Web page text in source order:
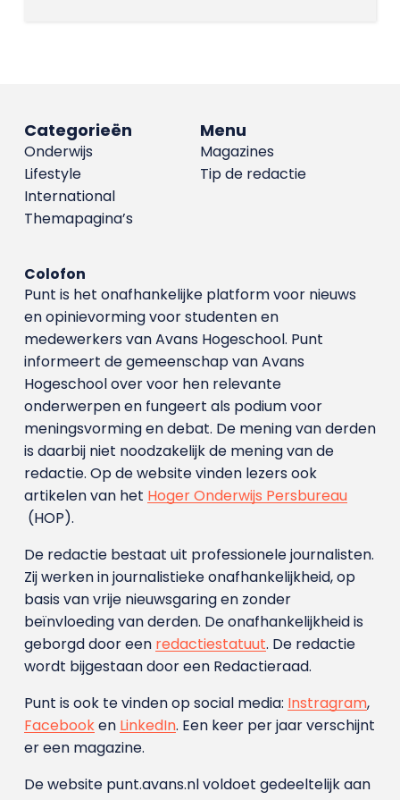
Menu
Magazines
Tip de redactie
Categorieën
Onderwijs
Lifestyle
International
Themapagina’s
Colofon
Punt is het onafhankelijke platform voor nieuws
en opinievorming voor studenten en
medewerkers van Avans Hoge­school. Punt
informeert de gemeenschap van Avans
Hogeschool over voor hen relevante
onderwerpen en fungeert als podium voor
meningsvorming en debat. De mening van derden
is daarbij niet noodzakelijk de mening van de
redactie. Op de website vinden lezers ook
artikelen van het Hoger Onderwijs Persbureau
(HOP).
De redactie bestaat uit professionele journalisten.
Zij werken in journalistieke onafhankelijkheid, op
basis van vrije nieuwsgaring en zonder
beïnvloeding van derden. De onafhankelijkheid is
geborgd door een redactiestatuut. De redactie
wordt bijgestaan door een Redactieraad.
Punt is ook te vinden op social media: Instragram,
Facebooken LinkedIn. Een keer per jaar verschijnt
er een magazine.
De website punt.avans.nl voldoet gedeeltelijk aan